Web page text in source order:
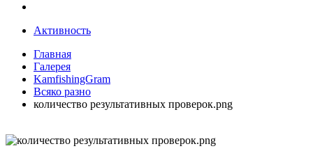
Активность
Главная
Галерея
KamfishingGram
Всяко разно
количество результативных проверок.png